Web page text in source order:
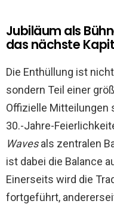
Jubiläum als
das nächste
Die Enthüllung ist
sondern Teil einer
Offizielle Mitteilungen
30.-Jahre-
Wavesals zentralen
ist dabei die Balance
Einerseits wird die
fortgeführt,